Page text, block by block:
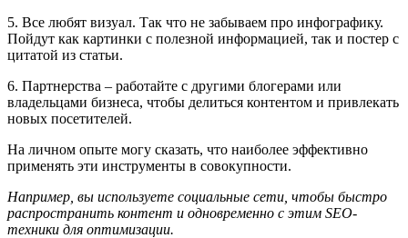
5. Все любят визуал. Так что не забываем про инфографику.
Пойдут как картинки с полезной информацией, так и постер с
цитатой из статьи.
6. Партнерства – работайте с другими блогерами или
владельцами бизнеса, чтобы делиться контентом и привлекать
новых посетителей.
На личном опыте могу сказать, что наиболее эффективно
применять эти инструменты в совокупности.
Например, вы используете социальные сети, чтобы быстро
распространить контент и одновременно с этим SEO-
техники для оптимизации.